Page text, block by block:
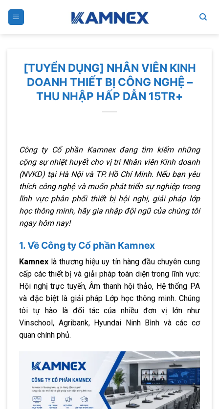
[TUYỂN DỤNG] NHÂN VIÊN KINH
DOANH THIẾT BỊ CÔNG NGHỆ –
THU NHẬP HẤP DẪN 15TR+
Công ty Cổ phần Kamnex đang tìm kiếm những
cộng sự nhiệt huyết cho vị trí Nhân viên Kinh doanh
(NVKD) tại Hà Nội và TP. Hồ Chí Minh. Nếu bạn yêu
thích công nghệ và muốn phát triển sự nghiệp trong
lĩnh vực phân phối thiết bị hội nghị, giải pháp lớp
học thông minh, hãy gia nhập đội ngũ của chúng tôi
ngay hôm nay!
1. Về Công ty Cổ phần Kamnex
Kamnex là thương hiệu uy tín hàng đầu chuyên cung
cấp các thiết bị và giải pháp toàn diện trong lĩnh vực:
Hội nghị trực tuyến, Âm thanh hội thảo, Hệ thống PA
và đặc biệt là giải pháp Lớp học thông minh. Chúng
tôi tự hào là đối tác của nhiều đơn vị lớn như
Vinschool, Agribank, Hyundai Ninh Bình và các cơ
quan chính phủ.